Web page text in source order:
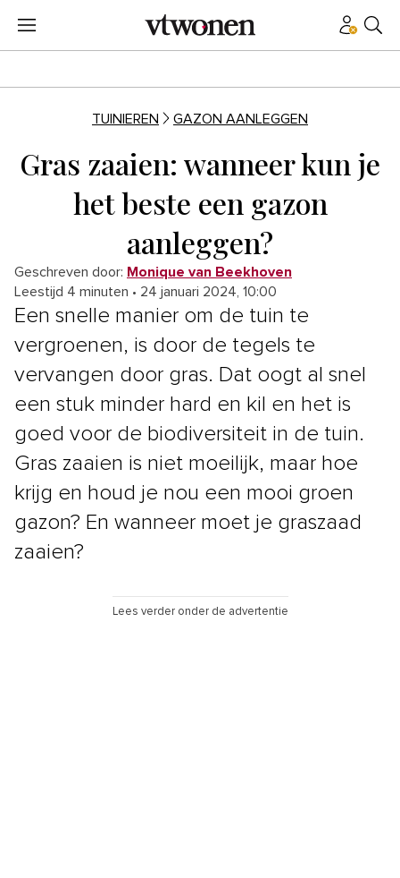
TUINIEREN GAZON AANLEGGEN
Gras zaaien: wanneer kun je
het beste een gazon
aanleggen?
Geschreven door: Monique van Beekhoven
Leestijd 4 minuten • 24 januari 2024, 10:00
Een snelle manier om de tuin te
vergroenen, is door de tegels te
vervangen door gras. Dat oogt al snel
een stuk minder hard en kil en het is
goed voor de biodiversiteit in de tuin.
Gras zaaien is niet moeilijk, maar hoe
krijg en houd je nou een mooi groen
gazon? En wanneer moet je graszaad
zaaien?
Lees verder onder de advertentie